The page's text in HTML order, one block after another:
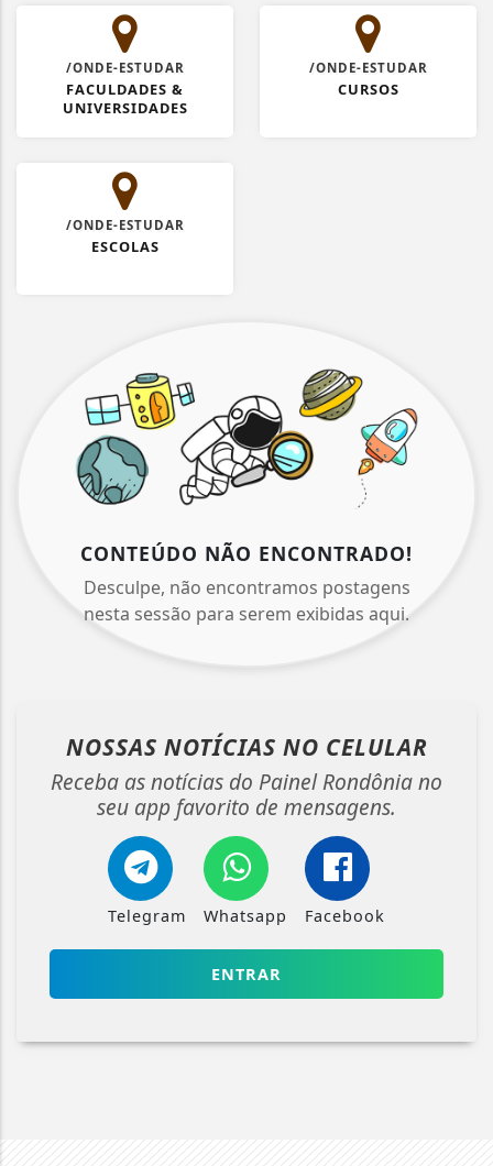
/ONDE-ESTUDAR
FACULDADES &
UNIVERSIDADES
/ONDE-ESTUDAR
CURSOS
/ONDE-ESTUDAR
ESCOLAS
CONTEÚDO NÃO ENCONTRADO!
Desculpe, não encontramos postagens
nesta sessão para serem exibidas aqui.
NOSSAS NOTÍCIAS NO CELULAR
Receba as notícias do Painel Rondônia no
seu app favorito de mensagens.
Telegram Whatsapp Facebook
ENTRAR